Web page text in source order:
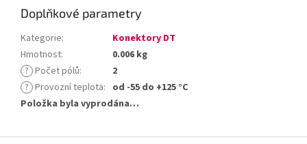
Doplňkové parametry
Kategorie:
Konektory DT
Hmotnost:
0.006 kg
? Počet pólů:
2
? Provozní teplota: od -55 do +125 °C
Položka byla vyprodána…